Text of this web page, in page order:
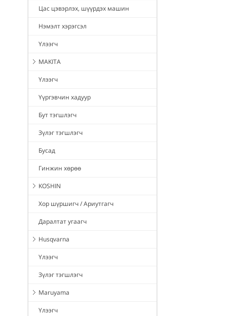
Цас цэвэрлэх, шүүрдэх машин
Нэмэлт хэрэгсэл
Үлээгч
MAKITA
Үлээгч
Үүргэвчин хадуур
Бут тэгшлэгч
Зүлэг тэгшлэгч
Бусад
Гинжин хөрөө
KOSHIN
Хор шүршигч / Ариутгагч
Даралтат угаагч
Husqvarna
Үлээгч
Зүлэг тэгшлэгч
Maruyama
Үлээгч